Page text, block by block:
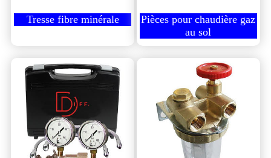
Tresse fibre minérale
Pièces pour chaudière gaz
au sol